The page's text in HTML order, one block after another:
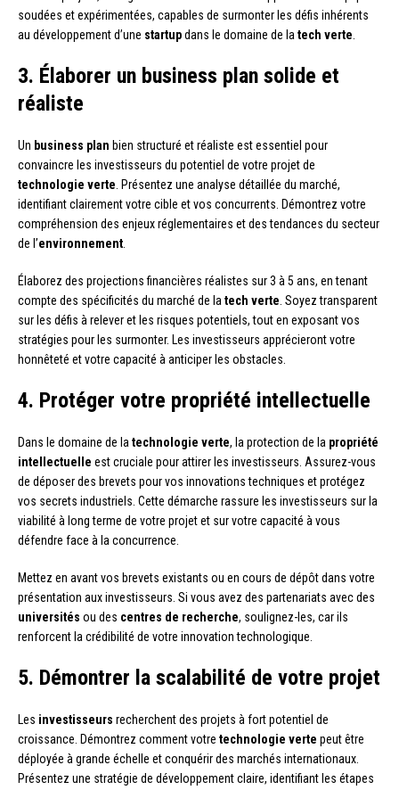
soudées et expérimentées, capables de surmonter les défis inhérents
au développement d’une startupdans le domaine de latech verte.
3. Élaborer un business plan solide et
réaliste
Un business plan bien structuré et réaliste est essentiel pour
convaincre les investisseurs du potentiel de votre projet de
technologie verte. Présentez une analyse détaillée du marché,
identifiant clairement votre cible et vos concurrents. Démontrez votre
compréhension des enjeux réglementaires et des tendances du secteur
de l’environnement.
Élaborez des projections financières réalistes sur 3 à 5 ans, en tenant
compte des spécificités du marché de latech verte. Soyez transparent
sur les défis à relever et les risques potentiels, tout en exposant vos
stratégies pour les surmonter. Les investisseurs apprécieront votre
honnêteté et votre capacité à anticiper les obstacles.
4. Protéger votre propriété intellectuelle
Dans le domaine de latechnologie verte, la protection de la propriété
intellectuelle est cruciale pour attirer les investisseurs. Assurez-vous
de déposer des brevets pour vos innovations techniques et protégez
vos secrets industriels. Cette démarche rassure les investisseurs sur la
viabilité à long terme de votre projet et sur votre capacité à vous
défendre face à la concurrence.
Mettez en avant vos brevets existants ou en cours de dépôt dans votre
présentation aux investisseurs. Si vous avez des partenariats avec des
universités ou des centres de recherche, soulignez-les, car ils
renforcent la crédibilité de votre innovation technologique.
5. Démontrer la scalabilité de votre projet
Les investisseurs recherchent des projets à fort potentiel de
croissance. Démontrez comment votre technologie verte peut être
déployée à grande échelle et conquérir des marchés internationaux.
Présentez une stratégie de développement claire, identifiant les étapes